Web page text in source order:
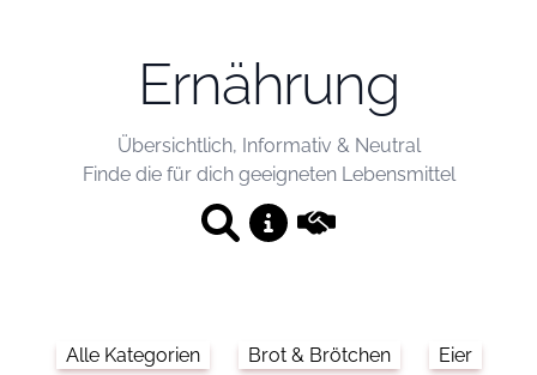
Ernährung
Übersichtlich, Informativ & Neutral
Finde die für dich geeigneten Lebensmittel
Alle Kategorien Brot & Brötchen Eier